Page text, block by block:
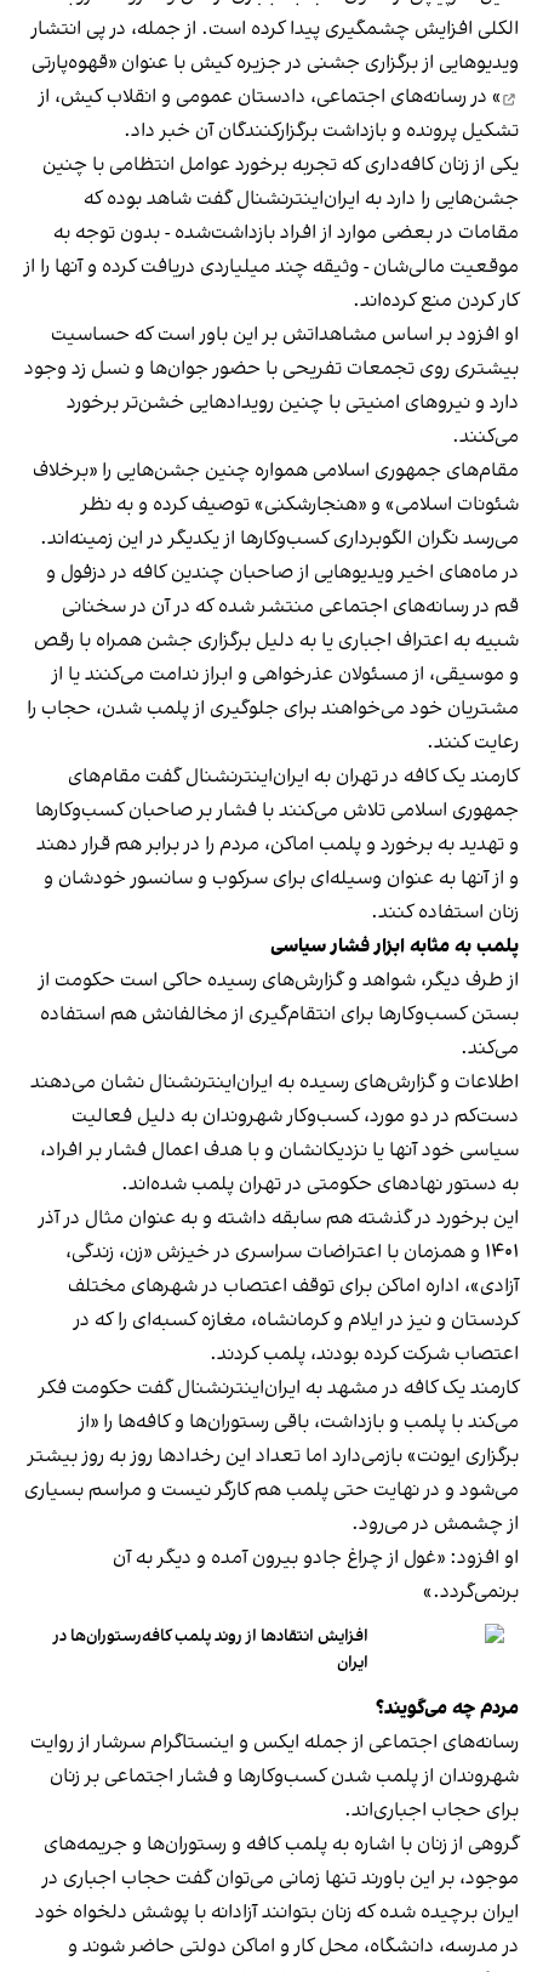
الکلی افزایش چشمگیری پیدا کرده است. از جمله، در پی انتشار
ویدیوهایی از برگزاری جشنی در جزیره کیش با عنوان «قهوه‌پارتی
» در رسانه‌های اجتماعی، دادستان عمومی و انقلاب کیش، از
تشکیل پرونده و بازداشت برگزارکنندگان آن خبر داد.
یکی از زنان کافه‌داری که تجربه برخورد عوامل انتظامی با چنین
جشن‌هایی را دارد به ایران‌اینترنشنال گفت شاهد بوده که
مقامات در بعضی موارد از افراد بازداشت‌‌شده - بدون توجه به
موقعیت مالی‌شان - وثیقه چند میلیاردی دریافت کرده و آنها را از
کار کردن منع کرده‌اند.
او افزود بر اساس مشاهداتش بر این باور است که حساسیت
بیشتری روی تجمعات تفریحی با حضور جوان‌ها و نسل زد وجود
دارد و نیروهای امنیتی با چنین رویدادهایی خشن‌تر برخورد
می‌کنند.
مقام‌های جمهوری اسلامی همواره چنین جشن‌هایی را «برخلاف
شئونات اسلامی» و «هنجارشکنی» توصیف کرده و به نظر
می‌رسد نگران الگوبرداری کسب‌وکارها از یکدیگر در این زمینه‌اند.
در ماه‌های اخیر ویدیوهایی از صاحبان چندین کافه در دزفول و
قم در رسانه‌های اجتماعی منتشر شده که در آن در سخنانی
شبیه به اعتراف اجباری یا به دلیل برگزاری جشن همراه با رقص
و موسیقی، از مسئولان عذرخواهی و ابراز ندامت می‌کنند یا از
مشتریان خود می‌خواهند برای جلوگیری از پلمب شدن، حجاب را
رعایت کنند.
کارمند یک کافه در تهران به ایران‌اینترنشنال گفت مقام‌های
جمهوری اسلامی تلاش می‌کنند با فشار بر صاحبان کسب‌وکارها
و تهدید به برخورد و پلمب اماکن، مردم را در برابر هم قرار دهند
و از آنها به عنوان وسیله‌ای برای سرکوب و سانسور خودشان و
زنان استفاده کنند.
پلمب به مثابه ابزار فشار سیاسی
از طرف دیگر، شواهد و گزارش‌های رسیده حاکی است حکومت از
بستن کسب‌وکارها برای انتقام‌گیری از مخالفانش هم استفاده
می‌کند.
اطلاعات و گزارش‌های رسیده به ایران‌اینترنشنال نشان می‌دهند
دست‌کم در دو مورد، کسب‌وکار شهروندان به دلیل فعالیت
سیاسی خود آنها یا نزدیکانشان و با هدف اعمال فشار بر افراد،
به دستور نهادهای حکومتی در تهران پلمب شده‌اند.
این برخورد در گذشته هم سابقه داشته و به عنوان مثال در آذر
۱۴۰۱ و همزمان با اعتراضات سراسری در خیزش «زن، زندگی،
آزادی»، اداره اماکن برای توقف اعتصاب در شهرهای مختلف
کردستان و نیز در ایلام و کرمانشاه، مغازه کسبه‌ای را که در
اعتصاب شرکت کرده بودند، پلمب کردند.
کارمند یک کافه در مشهد به ایران‌اینترنشنال گفت حکومت فکر
می‌کند با پلمب و بازداشت، باقی رستوران‌ها و کافه‌ها را «از
برگزاری ایونت» بازمی‌دارد اما تعداد این رخدادها روز به روز بیشتر
می‌شود و در نهایت حتی پلمب هم کارگر نیست و مراسم بسیاری
از چشمش در می‌رود.
او افزود: «غول از چراغ جادو بیرون آمده و دیگر به آن
برنمی‎‌گردد.»
افزایش انتقادها از روند پلمب کافه‌رستوران‌ها در
ایران
مردم چه می‌گویند؟
رسانه‎‌های اجتماعی از جمله ایکس و اینستاگرام سرشار از روایت
شهروندان از پلمب شدن کسب‌وکارها و فشار اجتماعی بر زنان
برای حجاب اجباری‌اند.
گروهی از زنان با اشاره به پلمب کافه و رستوران‌ها و جریمه‌های
موجود، بر این باورند تنها زمانی می‌توان گفت حجاب اجباری در
ایران برچیده شده که زنان بتوانند آزادانه با پوشش دلخواه خود
در مدرسه، دانشگاه، محل کار و اماکن دولتی حاضر شوند و